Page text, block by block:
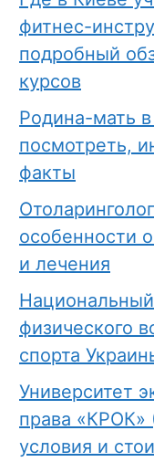
фитнес-
подробный
курсов
Родина-мать
посмотреть,
факты
особенности
и лечения
физического
спорта
Университет
права «КРОК»
условия и